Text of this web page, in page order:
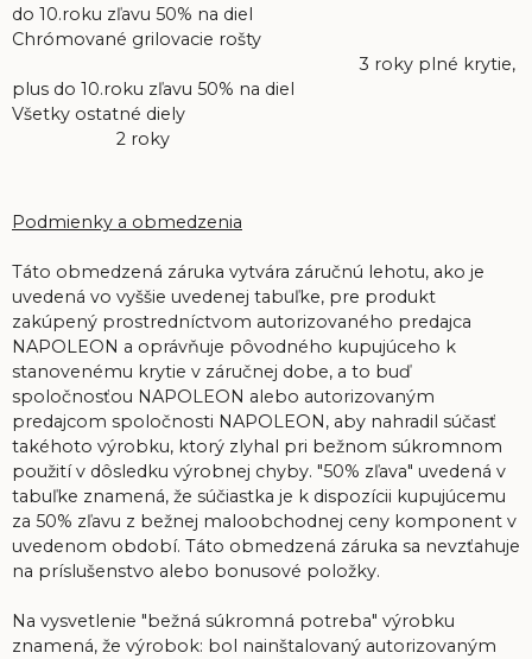
do 10.roku zľavu 50% na diel
Chrómované grilovacie rošty
3 roky plné krytie,
plus do 10.roku zľavu 50% na diel
Všetky ostatné diely
2 roky
Podmienky a obmedzenia
Táto obmedzená záruka vytvára záručnú lehotu, ako je
uvedená vo vyššie uvedenej tabuľke, pre produkt
zakúpený prostredníctvom autorizovaného predajca
NAPOLEON a oprávňuje pôvodného kupujúceho k
stanovenému krytie v záručnej dobe, a to buď
spoločnosťou NAPOLEON alebo autorizovaným
predajcom spoločnosti NAPOLEON, aby nahradil súčasť
takéhoto výrobku, ktorý zlyhal pri bežnom súkromnom
použití v dôsledku výrobnej chyby. "50% zľava" uvedená v
tabuľke znamená, že súčiastka je k dispozícii kupujúcemu
za 50% zľavu z bežnej maloobchodnej ceny komponent v
uvedenom období. Táto obmedzená záruka sa nevzťahuje
na príslušenstvo alebo bonusové položky.
Na vysvetlenie "bežná súkromná potreba" výrobku
znamená, že výrobok: bol nainštalovaný autorizovaným